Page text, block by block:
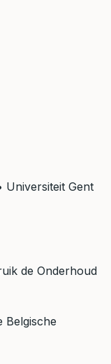
Universiteit Gent
de Onderhoud
Belgische